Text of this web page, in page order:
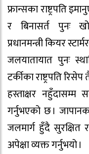
फ्रान्सका राष्ट्रपति
र बिनासर्त पुनः
प्रधानमन्त्री कियर
जलयातायात पुनः
टर्कीका राष्ट्रपति
हस्ताक्षर
गर्नुभएको छ ।
जलमार्ग हुँदै सुरक्षित
अपेक्षा व्यक्त गर्नुभयो ।